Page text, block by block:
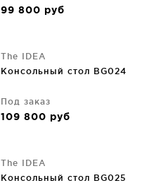
99 800 руб
The IDEA
Консольный стол BG024
Под заказ
109 800 руб
The IDEA
Консольный стол BG025